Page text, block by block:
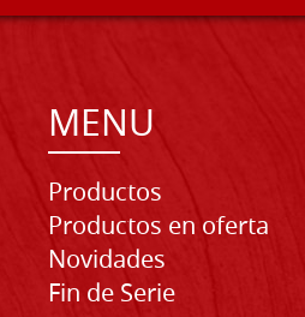
MENU
Productos
Productos en oferta
Novidades
Fin de Serie